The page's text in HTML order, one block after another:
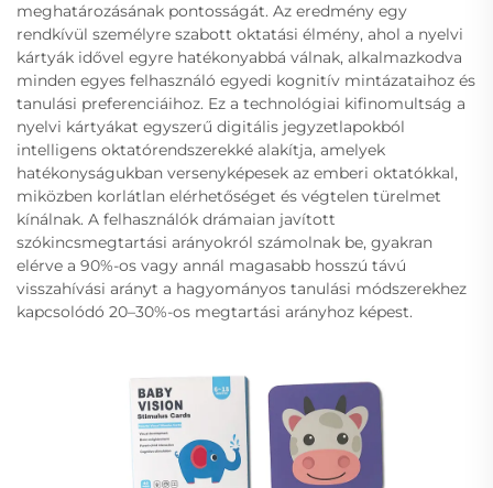
meghatározásának pontosságát. Az eredmény egy
rendkívül személyre szabott oktatási élmény, ahol a nyelvi
kártyák idővel egyre hatékonyabbá válnak, alkalmazkodva
minden egyes felhasználó egyedi kognitív mintázataihoz és
tanulási preferenciáihoz. Ez a technológiai kifinomultság a
nyelvi kártyákat egyszerű digitális jegyzetlapokból
intelligens oktatórendszerekké alakítja, amelyek
hatékonyságukban versenyképesek az emberi oktatókkal,
miközben korlátlan elérhetőséget és végtelen türelmet
kínálnak. A felhasználók drámaian javított
szókincsmegtartási arányokról számolnak be, gyakran
elérve a 90%-os vagy annál magasabb hosszú távú
visszahívási arányt a hagyományos tanulási módszerekhez
kapcsolódó 20–30%-os megtartási arányhoz képest.